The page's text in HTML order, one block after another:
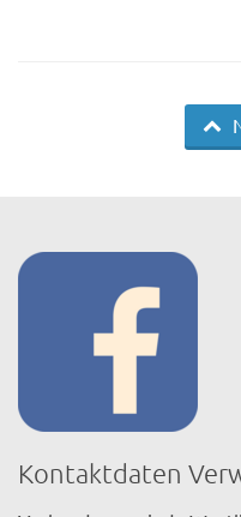
Kontaktdaten